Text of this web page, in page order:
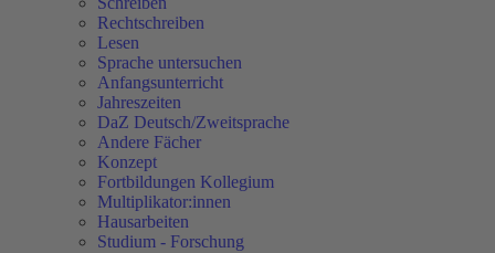
Rechtschreiben
Lesen
Sprache untersuchen
Anfangsunterricht
Jahreszeiten
DaZ Deutsch/Zweitsprache
Andere Fächer
Konzept
Fortbildungen Kollegium
Multiplikator:innen
Hausarbeiten
Studium - Forschung